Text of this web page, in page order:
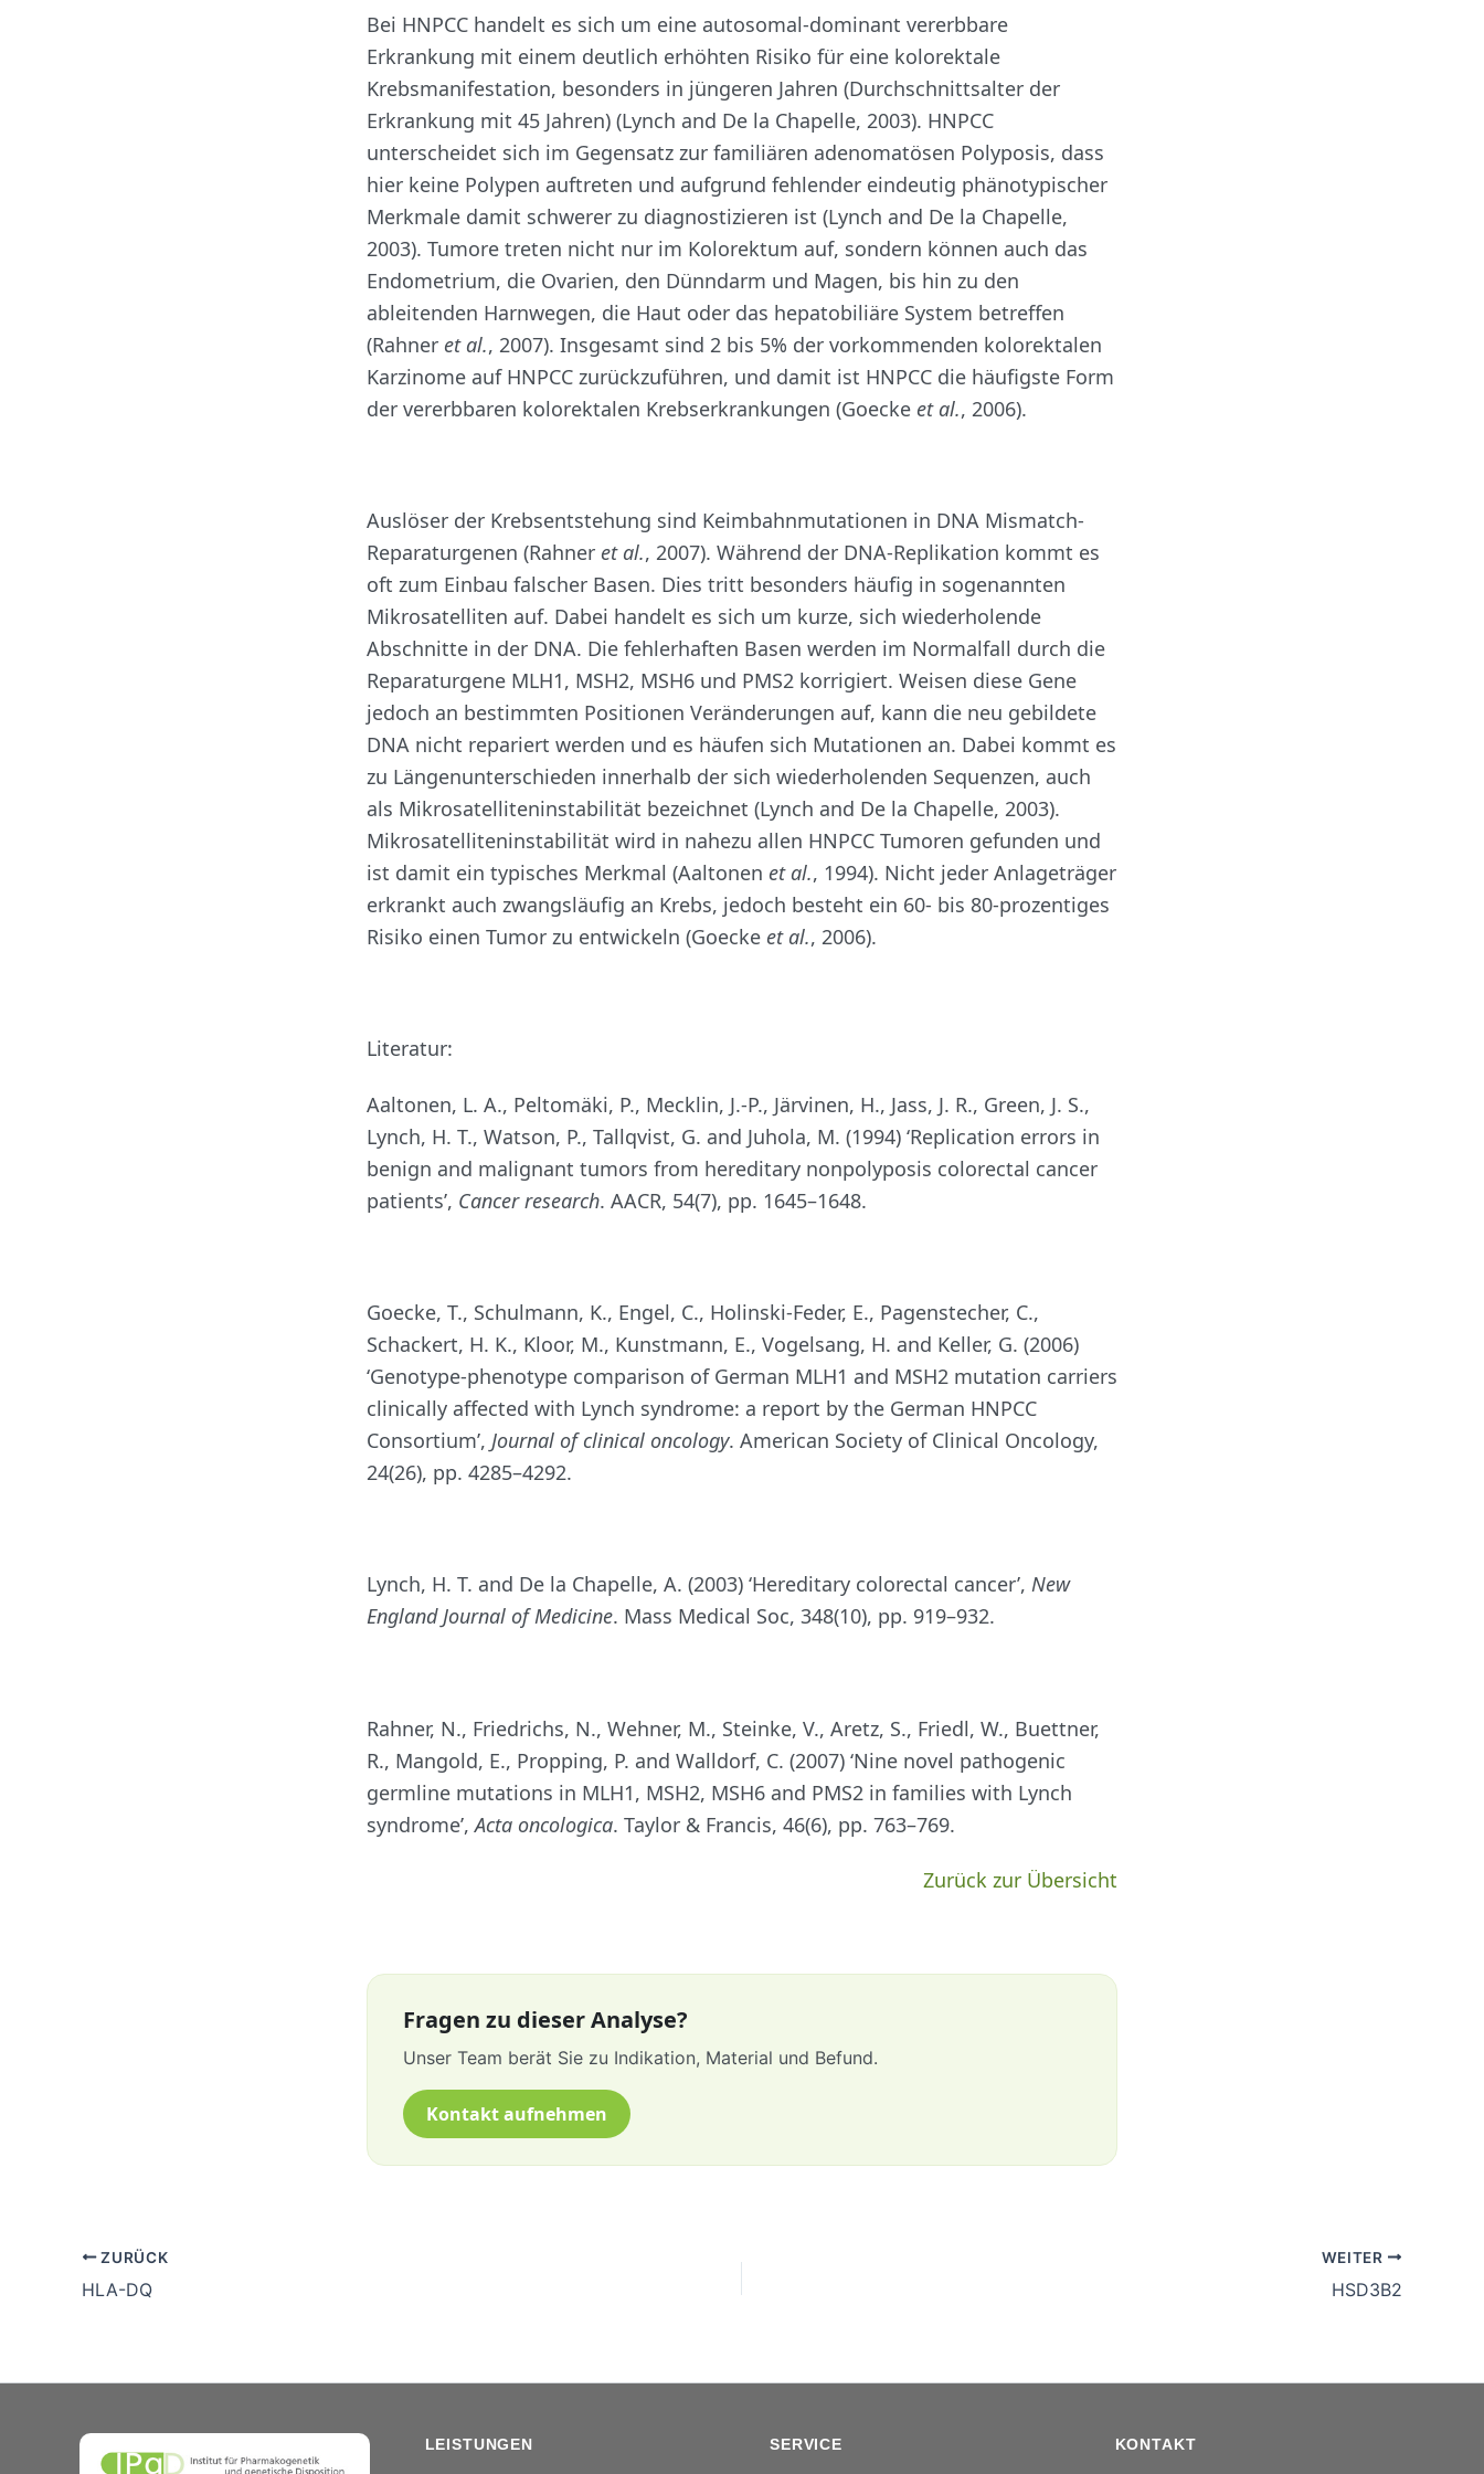
Bei HNPCC handelt es sich um eine autosomal-dominant vererbbare
Erkrankung mit einem deutlich erhöhten Risiko für eine kolorektale
Krebsmanifestation, besonders in jüngeren Jahren (Durchschnittsalter der
Erkrankung mit 45 Jahren) (Lynch and De la Chapelle, 2003). HNPCC
unterscheidet sich im Gegensatz zur familiären adenomatösen Polyposis, dass
hier keine Polypen auftreten und aufgrund fehlender eindeutig phänotypischer
Merkmale damit schwerer zu diagnostizieren ist (Lynch and De la Chapelle,
2003). Tumore treten nicht nur im Kolorektum auf, sondern können auch das
Endometrium, die Ovarien, den Dünndarm und Magen, bis hin zu den
ableitenden Harnwegen, die Haut oder das hepatobiliäre System betreffen
(Rahner et al., 2007). Insgesamt sind 2 bis 5% der vorkommenden kolorektalen
Karzinome auf HNPCC zurückzuführen, und damit ist HNPCC die häufigste Form
der vererbbaren kolorektalen Krebserkrankungen (Goecke et al., 2006).
Auslöser der Krebsentstehung sind Keimbahnmutationen in DNA Mismatch-
Reparaturgenen (Rahner et al., 2007). Während der DNA-Replikation kommt es
oft zum Einbau falscher Basen. Dies tritt besonders häufig in sogenannten
Mikrosatelliten auf. Dabei handelt es sich um kurze, sich wiederholende
Abschnitte in der DNA. Die fehlerhaften Basen werden im Normalfall durch die
Reparaturgene MLH1, MSH2, MSH6 und PMS2 korrigiert. Weisen diese Gene
jedoch an bestimmten Positionen Veränderungen auf, kann die neu gebildete
DNA nicht repariert werden und es häufen sich Mutationen an. Dabei kommt es
zu Längenunterschieden innerhalb der sich wiederholenden Sequenzen, auch
als Mikrosatelliteninstabilität bezeichnet (Lynch and De la Chapelle, 2003).
Mikrosatelliteninstabilität wird in nahezu allen HNPCC Tumoren gefunden und
ist damit ein typisches Merkmal (Aaltonen et al., 1994). Nicht jeder Anlageträger
erkrankt auch zwangsläufig an Krebs, jedoch besteht ein 60- bis 80-prozentiges
Risiko einen Tumor zu entwickeln (Goecke et al., 2006).
Literatur:
Aaltonen, L. A., Peltomäki, P., Mecklin, J.-P., Järvinen, H., Jass, J. R., Green, J. S.,
Lynch, H. T., Watson, P., Tallqvist, G. and Juhola, M. (1994) ‘Replication errors in
benign and malignant tumors from hereditary nonpolyposis colorectal cancer
patients’, Cancer research. AACR, 54(7), pp. 1645–1648.
Goecke, T., Schulmann, K., Engel, C., Holinski-Feder, E., Pagenstecher, C.,
Schackert, H. K., Kloor, M., Kunstmann, E., Vogelsang, H. and Keller, G. (2006)
‘Genotype-phenotype comparison of German MLH1 and MSH2 mutation carriers
clinically affected with Lynch syndrome: a report by the German HNPCC
Consortium’, Journal of clinical oncology. American Society of Clinical Oncology,
24(26), pp. 4285–4292.
Lynch, H. T. and De la Chapelle, A. (2003) ‘Hereditary colorectal cancer’, New
England Journal of Medicine. Mass Medical Soc, 348(10), pp. 919–932.
Rahner, N., Friedrichs, N., Wehner, M., Steinke, V., Aretz, S., Friedl, W., Buettner,
R., Mangold, E., Propping, P. and Walldorf, C. (2007) ‘Nine novel pathogenic
germline mutations in MLH1, MSH2, MSH6 and PMS2 in families with Lynch
syndrome’,Acta oncologica. Taylor & Francis, 46(6), pp. 763–769.
Zurück zur Übersicht
Fragen zu dieser Analyse?
Unser Team berät Sie zu Indikation, Material und Befund.
Kontakt aufnehmen
ZURÜCK
HLA-DQ
WEITER
HSD3B2
LEISTUNGEN SERVICE KONTAKT